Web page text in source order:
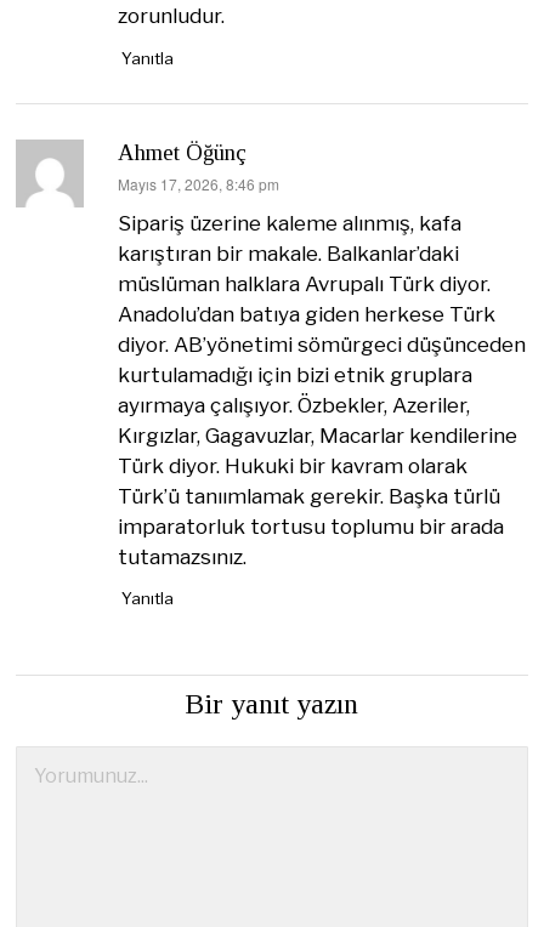
zorunludur.
Yanıtla
Ahmet Öğünç
dedi
ki:
Mayıs 17, 2026, 8:46 pm
Sipariş üzerine kaleme alınmış, kafa
karıştıran bir makale. Balkanlar’daki
müslüman halklara Avrupalı Türk diyor.
Anadolu’dan batıya giden herkese Türk
diyor. AB’yönetimi sömürgeci düşünceden
kurtulamadığı için bizi etnik gruplara
ayırmaya çalışıyor. Özbekler, Azeriler,
Kırgızlar, Gagavuzlar, Macarlar kendilerine
Türk diyor. Hukuki bir kavram olarak
Türk’ü tanıımlamak gerekir. Başka türlü
imparatorluk tortusu toplumu bir arada
tutamazsınız.
Yanıtla
Bir yanıt yazın